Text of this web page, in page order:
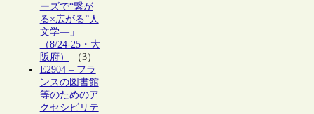
ーズで“繋が
る×広がる”人
文学―」
（8/24-25・大
阪府）
（3）
E2904 – フラ
ンスの図書館
等のためのア
クセシビリテ